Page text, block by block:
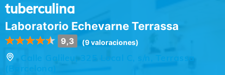
tuberculina
Laboratorio Echevarne Terrassa
9,3 (9 valoraciones)
Calle Galileu, 325 Local C, s/n, Terrassa
(Barcelona)